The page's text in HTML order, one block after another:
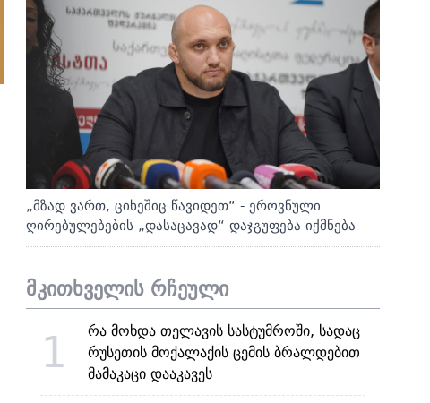
„მზად ვართ, ციხეშიც წავიდეთ“ - ეროვნული
ღირებულებების „დასაცავად“ დაჯგუფება იქმნება
მკითხველის რჩეული
1
რა მოხდა თელავის სასტუმროში, სადაც
რუსეთის მოქალაქის ცემის ბრალდებით
მამაკაცი დააკავეს